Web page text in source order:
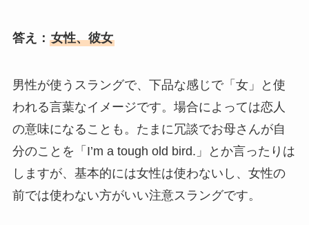
答え： 女性、彼女
男性が使うスラングで、下品な感じで「女」と使
われる言葉なイメージです。場合によっては恋人
の意味になることも。たまに冗談でお母さんが自
分のことを「I’m a tough old bird.」とか言ったりは
しますが、基本的には女性は使わないし、女性の
前では使わない方がいい注意スラングです。